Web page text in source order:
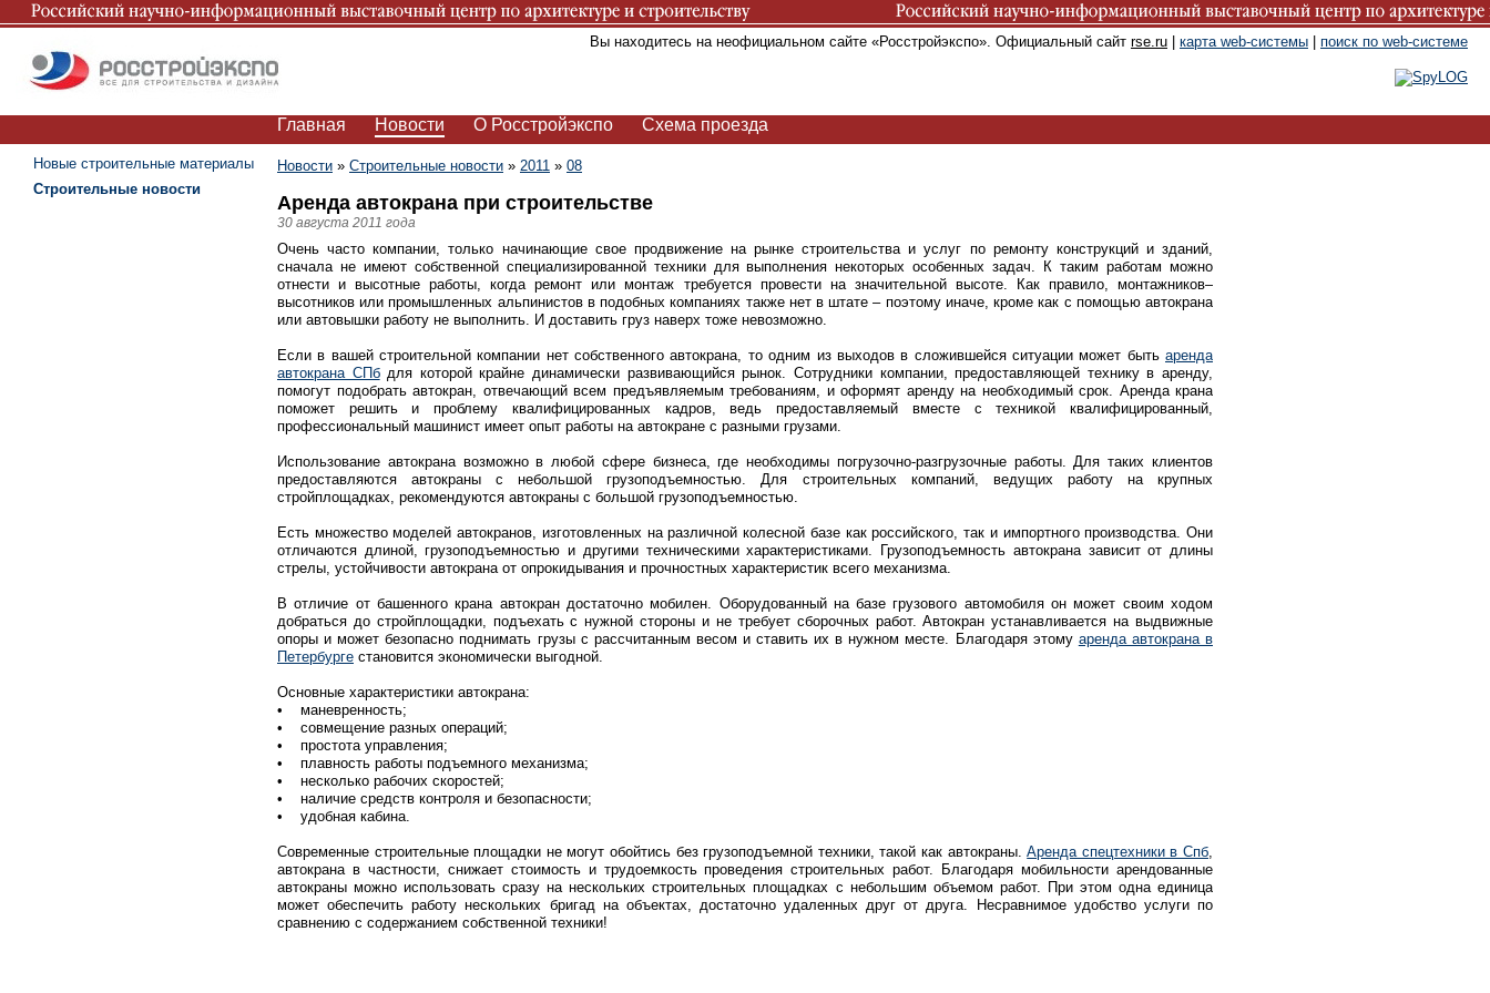
Вы находитесь на неофициальном сайте «Росстройэкспо». Официальный сайт rse.ru карта web-системы поиск по web-системе
Главная Новости О Росстройэкспо Схема проезда
Новости » Строительные новости » 2011 » 08
Аренда автокрана при строительстве
30 августа 2011 года
Очень часто компании, только начинающие свое продвижение на рынке строительства и услуг по ремонту конструкций и зданий,
сначала не имеют собственной специализированной техники для выполнения некоторых особенных задач. К таким работам можно
отнести и высотные работы, когда ремонт или монтаж требуется провести на значительной высоте. Как правило, монтажников–
высотников или промышленных альпинистов в подобных компаниях также нет в штате – поэтому иначе, кроме как с помощью автокрана
или автовышки работу не выполнить. И доставить груз наверх тоже невозможно.
Если в вашей строительной компании нет собственного автокрана, то одним из выходов в сложившейся ситуации может быть аренда
автокрана СПбдля которой крайне динамически развивающийся рынок. Сотрудники компании, предоставляющей технику в аренду,
помогут подобрать автокран, отвечающий всем предъявляемым требованиям, и оформят аренду на необходимый срок. Аренда крана
поможет решить и проблему квалифицированных кадров, ведь предоставляемый вместе с техникой квалифицированный,
профессиональный машинист имеет опыт работы на автокране с разными грузами.
Использование автокрана возможно в любой сфере бизнеса, где необходимы погрузочно-разгрузочные работы. Для таких клиентов
предоставляются автокраны с небольшой грузоподъемностью. Для строительных компаний, ведущих работу на крупных
стройплощадках, рекомендуются автокраны с большой грузоподъемностью.
Есть множество моделей автокранов, изготовленных на различной колесной базе как российского, так и импортного производства. Они
отличаются длиной, грузоподъемностью и другими техническими характеристиками. Грузоподъемность автокрана зависит от длины
стрелы, устойчивости автокрана от опрокидывания и прочностных характеристик всего механизма.
В отличие от башенного крана автокран достаточно мобилен. Оборудованный на базе грузового автомобиля он может своим ходом
добраться до стройплощадки, подъехать с нужной стороны и не требует сборочных работ. Автокран устанавливается на выдвижные
опоры и может безопасно поднимать грузы с рассчитанным весом и ставить их в нужном месте. Благодаря этому аренда автокрана в
Петербурге становится экономически выгодной.
Основные характеристики автокрана:
• маневренность;
• совмещение разных операций;
• простота управления;
• плавность работы подъемного механизма;
• несколько рабочих скоростей;
• наличие средств контроля и безопасности;
• удобная кабина.
Современные строительные площадки не могут обойтись без грузоподъемной техники, такой как автокраны.Аренда спецтехники в Спб,
автокрана в частности, снижает стоимость и трудоемкость проведения строительных работ. Благодаря мобильности арендованные
автокраны можно использовать сразу на нескольких строительных площадках с небольшим объемом работ. При этом одна единица
может обеспечить работу нескольких бригад на объектах, достаточно удаленных друг от друга. Несравнимое удобство услуги по
сравнению с содержанием собственной техники!
Новые строительные материалы
Строительные новости